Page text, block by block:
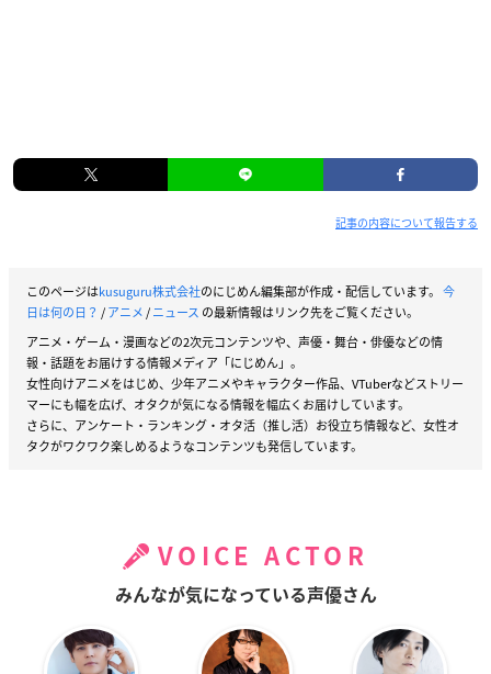
記事の内容について報告する
このページはkusuguru株式会社のにじめん編集部が作成・配信しています。 今
日は何の日？ /アニメ/ニュース の最新情報はリンク先をご覧ください。
アニメ・ゲーム・漫画などの2次元コンテンツや、声優・舞台・俳優などの情
報・話題をお届けする情報メディア「にじめん」。
女性向けアニメをはじめ、少年アニメやキャラクター作品、VTuberなどストリー
マーにも幅を広げ、オタクが気になる情報を幅広くお届けしています。
さらに、アンケート・ランキング・オタ活（推し活）お役立ち情報など、女性オ
タクがワクワク楽しめるようなコンテンツも発信しています。
VOICE ACTOR
みんなが気になっている声優さん